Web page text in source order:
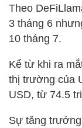
Theo
3 tháng 6
10 tháng 7.
Kể từ khi ra
thị trường của
USD, từ 74.5
Sự tăng